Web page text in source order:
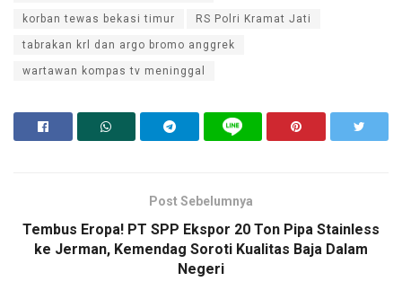
korban tewas bekasi timur RS Polri Kramat Jati
tabrakan krl dan argo bromo anggrek
wartawan kompas tv meninggal
Post Sebelumnya
Tembus Eropa! PT SPP Ekspor 20 Ton Pipa Stainless
ke Jerman, Kemendag Soroti Kualitas Baja Dalam
Negeri